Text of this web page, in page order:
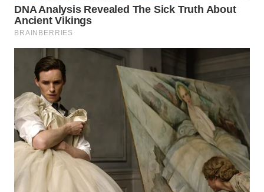
SAMOSIR
PADANG
LAWAS
WN
SUMEDANG
WN
CIANJUR